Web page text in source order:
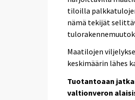
tiloilla
nämä tekijät
Maatilojen
keskimäärin lähes
Tuotantoaan
valtionveron